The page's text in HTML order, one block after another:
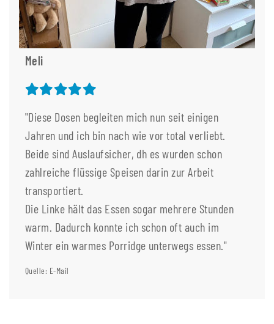
Meli
"Diese Dosen begleiten mich nun seit einigen
Jahren und ich bin nach wie vor total verliebt.
Beide sind Auslaufsicher, dh es wurden schon
zahlreiche flüssige Speisen darin zur Arbeit
transportiert.
Die Linke hält das Essen sogar mehrere Stunden
warm. Dadurch konnte ich schon oft auch im
Winter ein warmes Porridge unterwegs essen."
Quelle: E-Mail